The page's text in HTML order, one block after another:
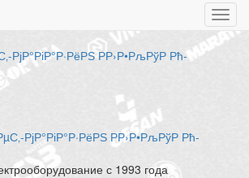
с 1993 года